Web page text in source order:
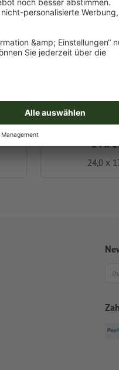
29,7 x
24 x
24,0 x